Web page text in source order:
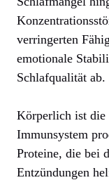
verringerten
emotionale
Schlafqualität ab.
Körperlich ist die
Immunsystem
Proteine, die bei
Entzündungen